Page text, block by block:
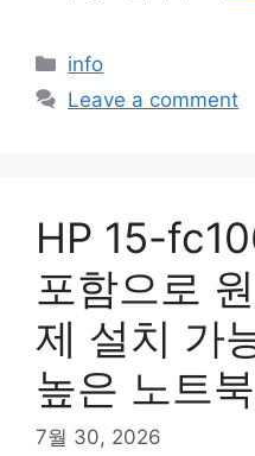
Categories
info
Leave a comment
HP 15-
포함으로
제 설치 가
높은 노트북
7월 30, 2026